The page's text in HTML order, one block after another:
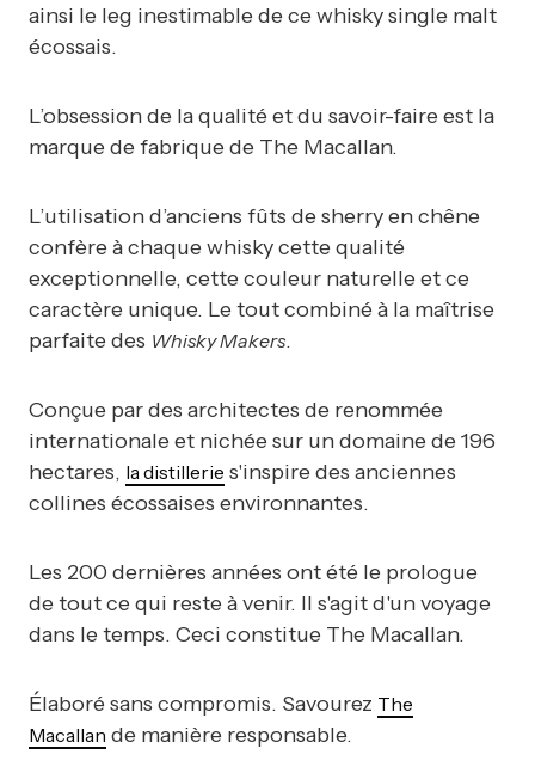
ainsi le leg inestimable de ce whisky single malt
écossais.
L’obsession de la qualité et du savoir-faire est la
marque de fabrique de The Macallan.
L’utilisation d’anciens fûts de sherry en chêne
confère à chaque whisky cette qualité
exceptionnelle, cette couleur naturelle et ce
caractère unique. Le tout combiné à la maîtrise
parfaite des Whisky Makers.
Conçue par des architectes de renommée
internationale et nichée sur un domaine de 196
hectares, la distillerie s'inspire des anciennes
collines écossaises environnantes.
Les 200 dernières années ont été le prologue
de tout ce qui reste à venir. Il s'agit d'un voyage
dans le temps. Ceci constitue The Macallan.
Élaboré sans compromis. Savourez The
Macallan de manière responsable.